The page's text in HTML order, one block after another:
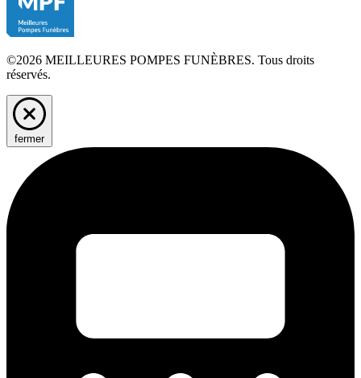
©2026 MEILLEURES POMPES FUNÈBRES. Tous droits
réservés.
fermer